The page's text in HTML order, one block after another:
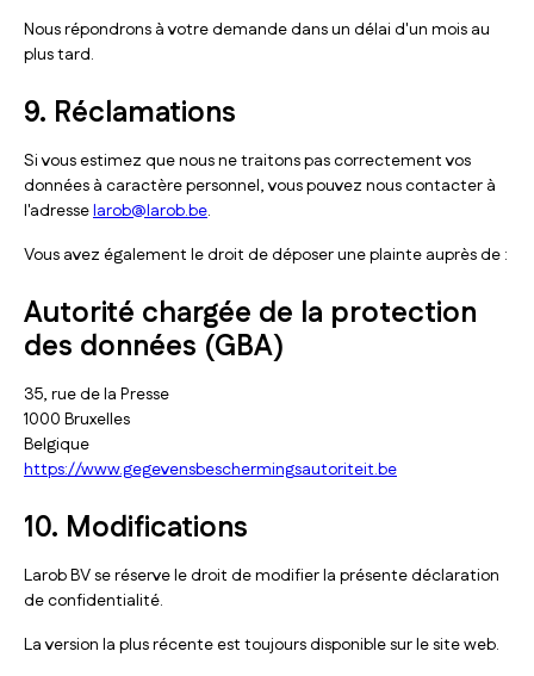
Nous répondrons à votre demande dans un délai d'un mois au
plus tard.
9. Réclamations
Si vous estimez que nous ne traitons pas correctement vos
données à caractère personnel, vous pouvez nous contacter à
l'adresselarob@larob.be.
Vous avez également le droit de déposer une plainte auprès de :
Autorité chargée de la protection
des données (GBA)
35, rue de la Presse
1000 Bruxelles
Belgique
https://www.gegevensbeschermingsautoriteit.be
10. Modifications
Larob BV se réserve le droit de modifier la présente déclaration
de confidentialité.
La version la plus récente est toujours disponible sur le site web.